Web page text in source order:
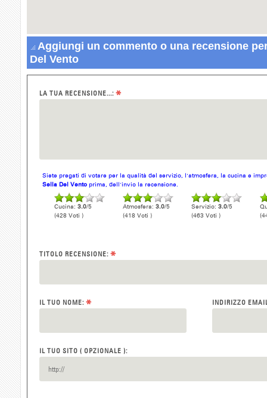
Aggiungi un commento o una recensione
Del Vento
LA TUA RECENSIONE...: *
Siete pregati di votare per la qualità del servizio, l'atmosfera, la cucina e
Sella Del Vento prima, dell'invio la recensione.
Cucina: 3.0/5
(428 Voti )
Atmosfera: 3.0/5
(418 Voti )
Servizio: 3.0/5
(463 Voti )
TITOLO RECENSIONE: *
IL TUO NOME: * INDIRIZZO
IL TUO SITO ( OPZIONALE ):